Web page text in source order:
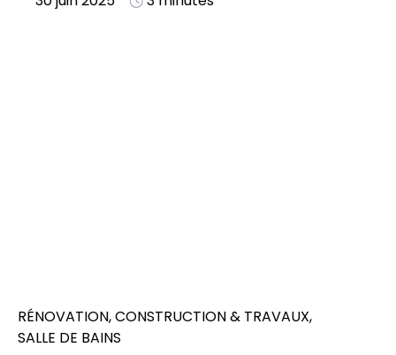
RÉNOVATION, CONSTRUCTION & TRAVAUX
SALLE DE BAINS